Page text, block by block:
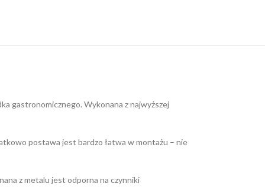
gastronomicznego. Wykonana z najwyższej
postawa jest bardzo łatwa w montażu – nie
z metalu jest odporna na czynniki